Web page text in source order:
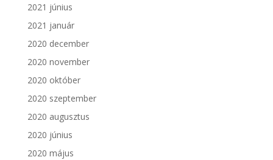
2021 június
2021 január
2020 december
2020 november
2020 október
2020 szeptember
2020 augusztus
2020 június
2020 május